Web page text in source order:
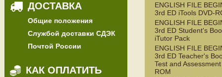
ДОСТАВКА
Общие положения
Службой доставки СДЭК
Почтой России
КАК ОПЛАТИТЬ
ENGLISH FILE
3rd ED iTools DVD-
ENGLISH FILE
3rd ED Student's
iTutor Pack
ENGLISH FILE
3rd ED Teacher's
Test and
ROM